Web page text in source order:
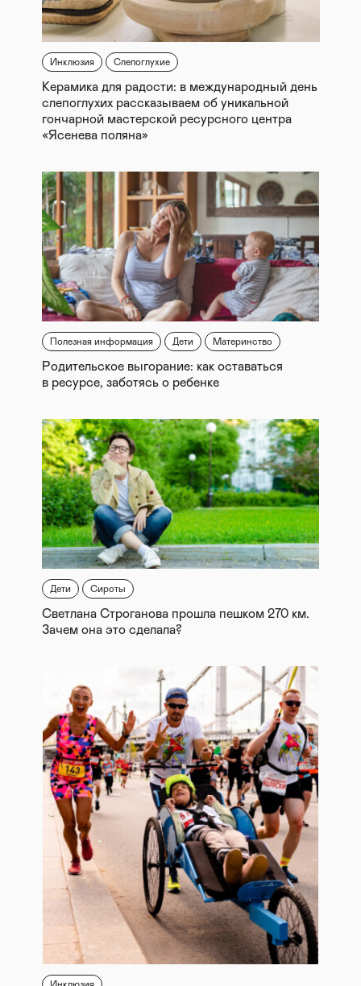
Инклюзия Слепоглухие
Керамика для радости: в международный день
слепоглухих рассказываем об уникальной
гончарной мастерской ресурсного центра
«Ясенева поляна»
Полезная информация Дети Материнство
Родительское выгорание: как оставаться
в ресурсе, заботясь о ребенке
Дети Сироты
Светлана Строганова прошла пешком 270 км.
Зачем она это сделала?